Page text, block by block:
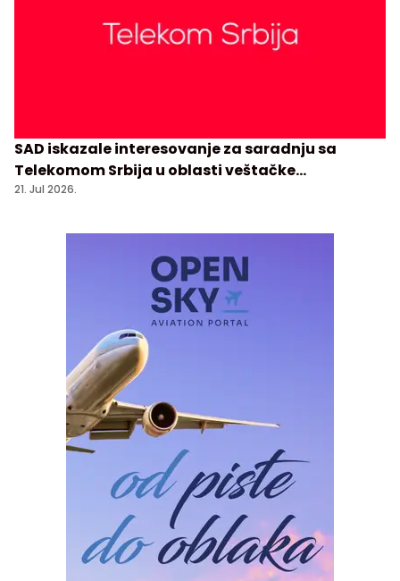
SAD iskazale interesovanje za saradnju sa
Telekomom Srbija u oblasti veštačke
inteligencije
21. Jul 2026.